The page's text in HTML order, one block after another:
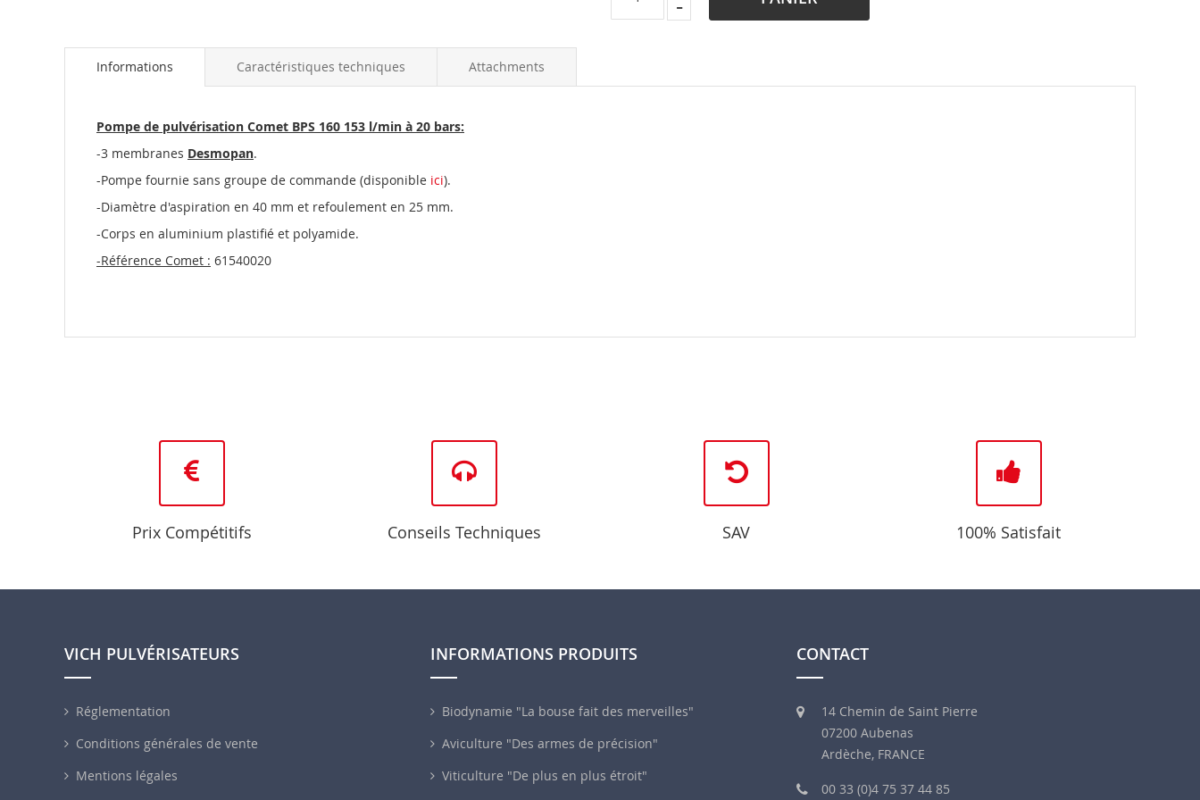
of
Informations
Pompe de pulvérisation Comet BPS 160 153 l/min à 20 bars:
-3 membranes Desmopan.
-Pompe fournie sans groupe de commande (disponible ici).
-Diamètre d'aspiration en 40 mm et refoulement en 25 mm.
-Corps en aluminium plastifié et polyamide.
-Référence Comet : 61540020
Caractéristiques techniques Attachments
Prix Compétitifs Conseils Techniques SAV 100% Satisfait
VICH PULVÉRISATEURS
Réglementation
Conditions générales de vente
Mentions légales
INFORMATIONS PRODUITS
Biodynamie "La bouse fait des merveilles"
Aviculture "Des armes de précision"
Viticulture "De plus en plus étroit"
CONTACT
14 Chemin de Saint Pierre
07200 Aubenas
Ardèche, FRANCE
00 33 (0)4 75 37 44 85